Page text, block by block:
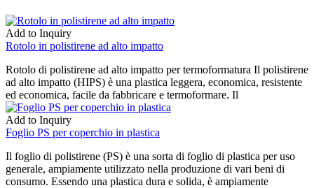
Add to Inquiry
Rotolo in polistirene ad alto impatto
Rotolo di polistirene ad alto impatto per termoformatura Il polistirene
ad alto impatto (HIPS) è una plastica leggera, economica, resistente
ed economica, facile da fabbricare e termoformare. Il
Add to Inquiry
Foglio PS per coperchio in plastica
Il foglio di polistirene (PS) è una sorta di foglio di plastica per uso
generale, ampiamente utilizzato nella produzione di vari beni di
consumo. Essendo una plastica dura e solida, è ampiamente